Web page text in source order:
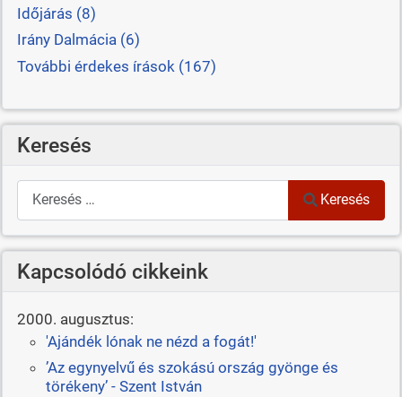
Időjárás (8)
Irány Dalmácia (6)
További érdekes írások (167)
Keresés
Keresés
Keresés
Kapcsolódó cikkeink
2000. augusztus:
'Ajándék lónak ne nézd a fogát!'
’Az egynyelvű és szokású ország gyönge és
törékeny’ - Szent István